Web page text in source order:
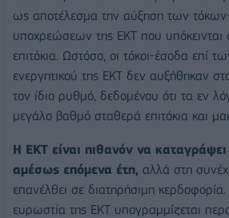
ως αποτέλεσμα την αύξηση των
υποχρεώσεων της ΕΚΤ που υπόκεινται
επιτόκια. Ωστόσο, οι τόκοι-έσοδα επί
ενεργητικού της ΕΚΤ δεν αυξήθηκαν
τον ίδιο ρυθμό, δεδομένου ότι τα εν
μεγάλο βαθμό σταθερά επιτόκια και
Η ΕΚΤ είναι πιθανόν να καταγράψει
αμέσως επόμενα έτη, αλλά στη
επανέλθει σε διατηρήσιμη κερδοφορία.
ευρωστία της ΕΚΤ υπογραμμίζεται